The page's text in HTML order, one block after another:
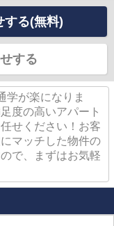
する(無料)
する
学が楽になりま
度の高いアパート
せください！お客
マッチした物件の
で、まずはお気軽